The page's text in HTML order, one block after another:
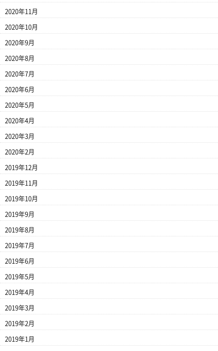
2020年11月
2020年10月
2020年9月
2020年8月
2020年7月
2020年6月
2020年5月
2020年4月
2020年3月
2020年2月
2019年12月
2019年11月
2019年10月
2019年9月
2019年8月
2019年7月
2019年6月
2019年5月
2019年4月
2019年3月
2019年2月
2019年1月